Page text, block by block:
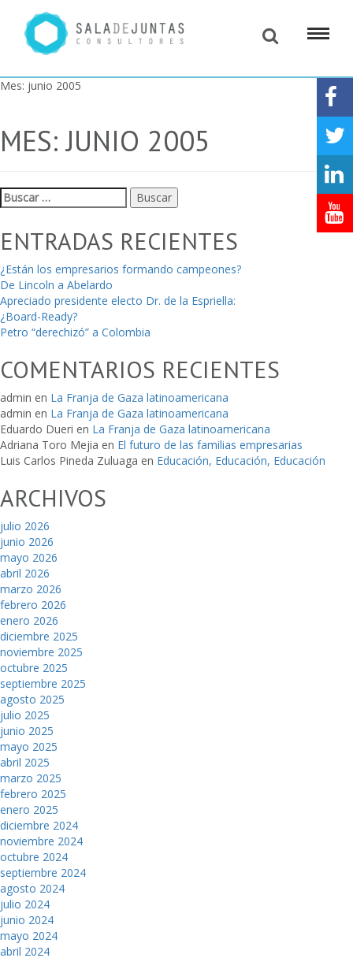
Mes: junio 2005
MES:JUNIO 2005
Buscar:
ENTRADAS RECIENTES
¿Están los empresarios formando campeones?
De Lincoln a Abelardo
Apreciado presidente electo Dr. de la Espriella:
¿Board-Ready?
Petro “derechizó” a Colombia
COMENTARIOS RECIENTES
admin en La Franja de Gaza latinoamericana
admin en La Franja de Gaza latinoamericana
Eduardo Dueri en La Franja de Gaza latinoamericana
Adriana Toro Mejia en El futuro de las familias empresarias
Luis Carlos Pineda Zuluaga en Educación, Educación, Educación
ARCHIVOS
julio 2026
junio 2026
mayo 2026
abril 2026
marzo 2026
febrero 2026
enero 2026
diciembre 2025
noviembre 2025
octubre 2025
septiembre 2025
agosto 2025
julio 2025
junio 2025
mayo 2025
abril 2025
marzo 2025
febrero 2025
enero 2025
diciembre 2024
noviembre 2024
octubre 2024
septiembre 2024
agosto 2024
julio 2024
junio 2024
mayo 2024
abril 2024